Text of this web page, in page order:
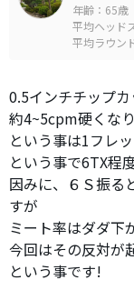
年齢：65歳
平均ヘッド
平均ラウン
0.5インチチップカ
約4~5cpm硬くな
という事は1フレ
という事で6TX程
因みに、６Ｓ振る
すが
ミート率はダダ下
今回はその反対が
という事です!